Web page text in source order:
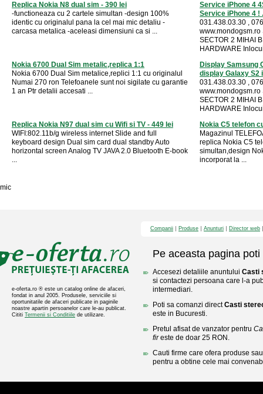
Replica Nokia N8 dual sim - 390 lei
-functioneaza cu 2 cartele simultan -design 100%
identic cu originalul pana la cel mai mic detaliu -
carcasa metalica -aceleasi dimensiuni ca si ...
Service iPhone 4
Service iPhone 4 !
031.438.03.30 ,
www.mondogsm.ro
SECTOR 2 MIHAI
HARDWARE
Nokia 6700 Dual Sim metalic,replica 1:1
Nokia 6700 Dual Sim metalice,replici 1:1 cu originalul
Numai 270 ron Telefoanele sunt noi sigilate cu garantie
1 an Ptr detalii accesati ...
Display Samsung
display Galaxy S2
031.438.03.30 ,
www.mondogsm.ro
SECTOR 2 MIHAI
HARDWARE
Replica Nokia N97 dual sim cu Wifi si TV - 449 lei
WIFI:802.11b/g wireless internet Slide and full
keyboard design Dual sim card dual standby Auto
horizontal screen Analog TV JAVA 2.0 Bluetooth E-book
...
Nokia C5 telefon
Magazinul
replica Nokia C5
simultan,design
incorporat la ...
mic
e-oferta.ro ® este un catalog online de afaceri,
fondat in anul 2005. Produsele, serviciile si
oportunitatile de afaceri publicate in paginile
noastre apartin persoanelor care le-au publicat.
Cititi Termenii si Conditiile de utilizare.
Companii Produse Anunturi Director web
Pe aceasta pagina poti
Accesezi detaliile anuntului Casti
si contactezi persoana care l-a
intermediari.
Poti sa comanzi directCasti
este in Bucuresti.
Pretul afisat de vanzator pentru
fireste de doar 25 RON.
Cauti firme care ofera produse
pentru a obtine cele mai